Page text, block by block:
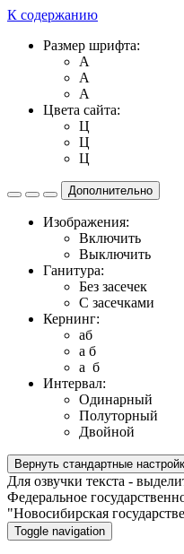
К содержанию
Размер шрифта:
A
A
A
Цвета сайта:
Ц
Ц
Ц
Дополнительно
Изображения:
Включить
Выключить
Ганитура:
Без засечек
С засечками
Кернинг:
aб
a б
a б
Интервал:
Одинарный
Полуторный
Двойной
Вернуть стандартные
Для озвучки текста -
Федеральное
"Новосибирская
Toggle navigation